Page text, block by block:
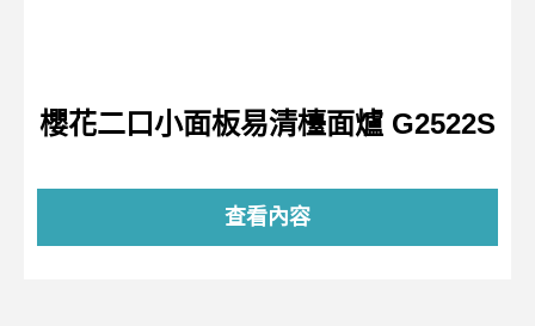
櫻花二口小面板易清檯面爐 G2522S
查看內容